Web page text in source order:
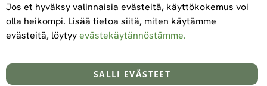
Tietoa meistä
Toimitus- ja maksuehdot
Jos et hyväksy valinnaisia evästeitä, käyttökokemus voi
olla heikompi. Lisää tietoa siitä, miten käytämme
evästeitä, löytyyevästekäytännöstämme.
SALLI EVÄSTEET